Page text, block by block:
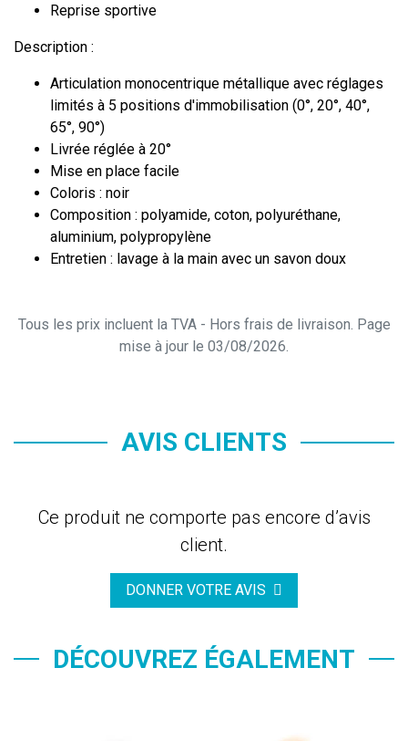
Reprise sportive
Description :
Articulation monocentrique métallique avec réglages
limités à 5 positions d'immobilisation (0°, 20°, 40°,
65°, 90°)
Livrée réglée à 20°
Mise en place facile
Coloris : noir
Composition : polyamide, coton, polyuréthane,
aluminium, polypropylène
Entretien : lavage à la main avec un savon doux
Tous les prix incluent la TVA - Hors frais de livraison. Page
mise à jour le 03/08/2026.
AVIS CLIENTS
Ce produit ne comporte pas encore d’avis
client.
DONNER VOTRE AVIS
DÉCOUVREZ ÉGALEMENT